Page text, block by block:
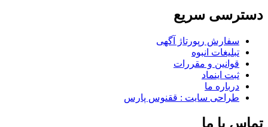
سریع
سفارش رپورتاژ آگهی
تبلیغات انبوه
قوانین و مقررات
ثبت اینماد
درباره ما
طراحی سایت : ققنوس پارس
با ما